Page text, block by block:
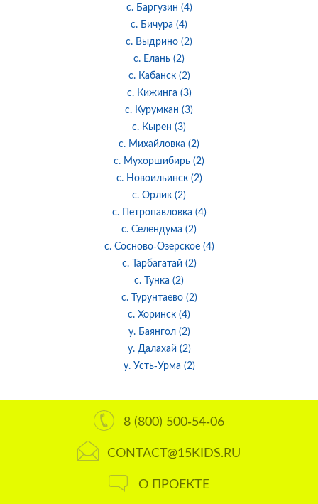
с. Баргузин (4)
с. Бичура (4)
с. Выдрино (2)
с. Елань (2)
с. Кабанск (2)
с. Кижинга (3)
с. Курумкан (3)
с. Кырен (3)
с. Михайловка (2)
с. Мухоршибирь (2)
с. Новоильинск (2)
с. Орлик (2)
с. Петропавловка (4)
с. Селендума (2)
с. Сосново-Озерское (4)
с. Тарбагатай (2)
с. Тунка (2)
с. Турунтаево (2)
с. Хоринск (4)
у. Баянгол (2)
у. Далахай (2)
у. Усть-Урма (2)
8 (800) 500-54-06
CONTACT@15KIDS.RU
О ПРОЕКТЕ